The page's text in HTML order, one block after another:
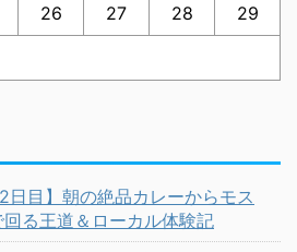
26 27 28 29
日目】朝の絶品カレーからモス
る王道＆ローカル体験記